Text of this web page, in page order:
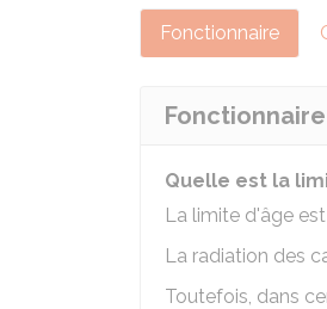
Fonctionnaire
Quelle est la
La limite d'âge
La radiation des
Toutefois, dans